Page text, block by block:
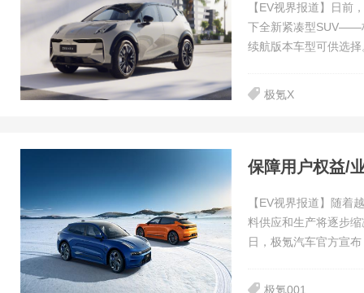
【EV视界报道】日前
下全新紧凑型SUV——
续航版本车型可供选
极氪X
保障用户权益/
【EV视界报道】随着
料供应和生产将逐步
日，极氪汽车官方宣
极氪001